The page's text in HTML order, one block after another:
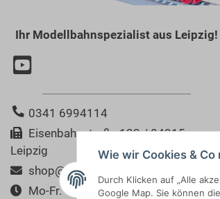
Ihr Modellbahnspezialist aus Leipzig!
0341 6994114
Eisenbahnstraße 123 / 04315
Leipzig
shop@modellbahn-bertram.de
Mo-Fr. 10:00-18:00 Uhr
Wie wir Cookies & Co
Durch Klicken auf „Alle
Google Map. Sie können